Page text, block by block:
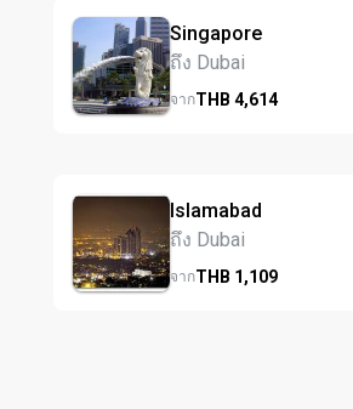
Singapore
ถึง Dubai
จากTHB 4,614
Islamabad
ถึง Dubai
จากTHB 1,109